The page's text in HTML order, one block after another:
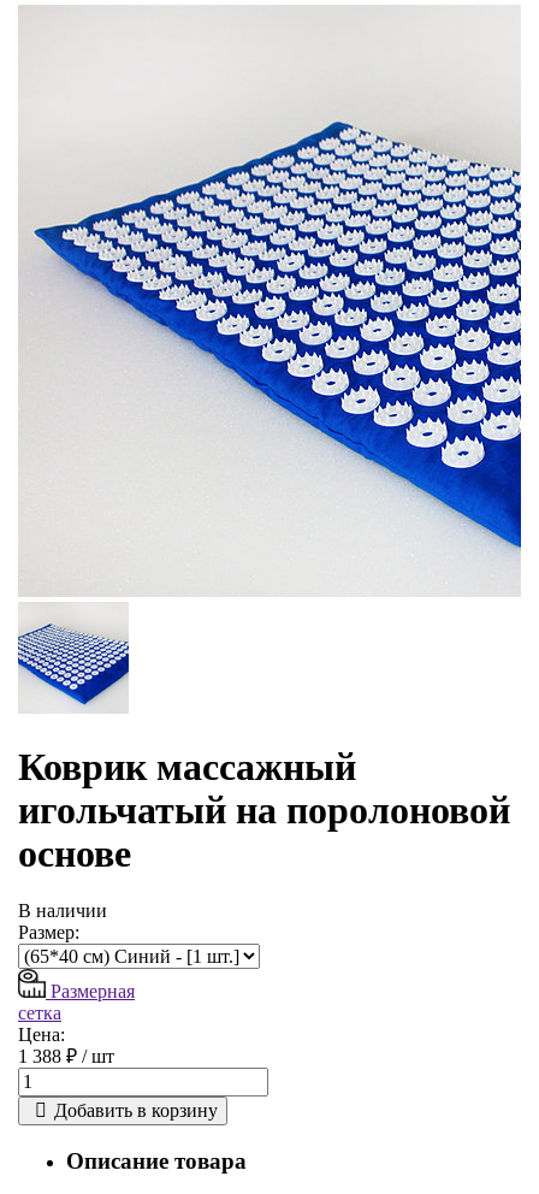
Коврик массажный
игольчатый на поролоновой
основе
В наличии
Размер:
Размерная
сетка
Цена:
1 388 ₽ /шт
Добавить в корзину
Описание товара